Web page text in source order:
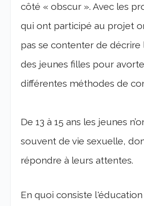
côté « obscur ». Avec les
qui ont participé au projet
pas se contenter de décrire
des jeunes filles pour
différentes méthodes de
De 13 à 15 ans les jeunes
souvent de vie sexuelle,
répondre à leurs attentes.
En quoi consiste